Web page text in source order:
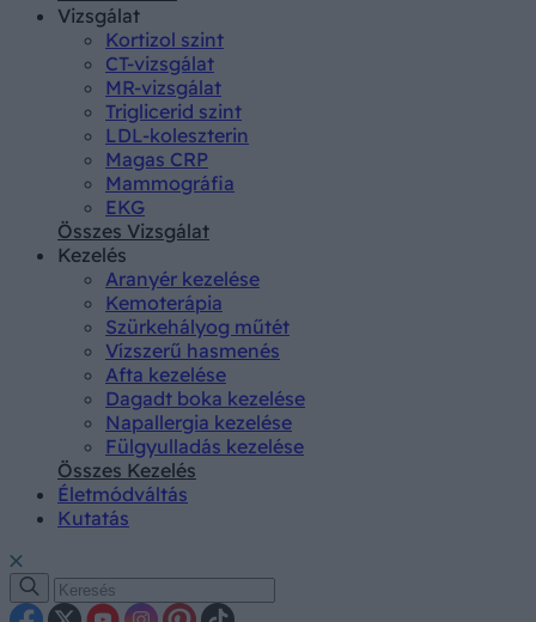
Vizsgálat
Kortizol szint
CT-vizsgálat
MR-vizsgálat
Triglicerid szint
LDL-koleszterin
Magas CRP
Mammográfia
EKG
Összes Vizsgálat
Kezelés
Aranyér kezelése
Kemoterápia
Szürkehályog műtét
Vízszerű hasmenés
Afta kezelése
Dagadt boka kezelése
Napallergia kezelése
Fülgyulladás kezelése
Összes Kezelés
Életmódváltás
Kutatás